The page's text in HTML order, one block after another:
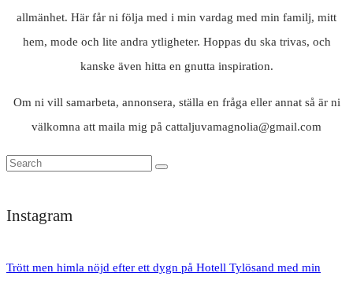
allmänhet. Här får ni följa med i min vardag med min familj, mitt
hem, mode och lite andra ytligheter. Hoppas du ska trivas, och
kanske även hitta en gnutta inspiration.
Om ni vill samarbeta, annonsera, ställa en fråga eller annat så är ni
välkomna att maila mig på cattaljuvamagnolia@gmail.com
Instagram
Trött men himla nöjd efter ett dygn på Hotell Tylösand med min